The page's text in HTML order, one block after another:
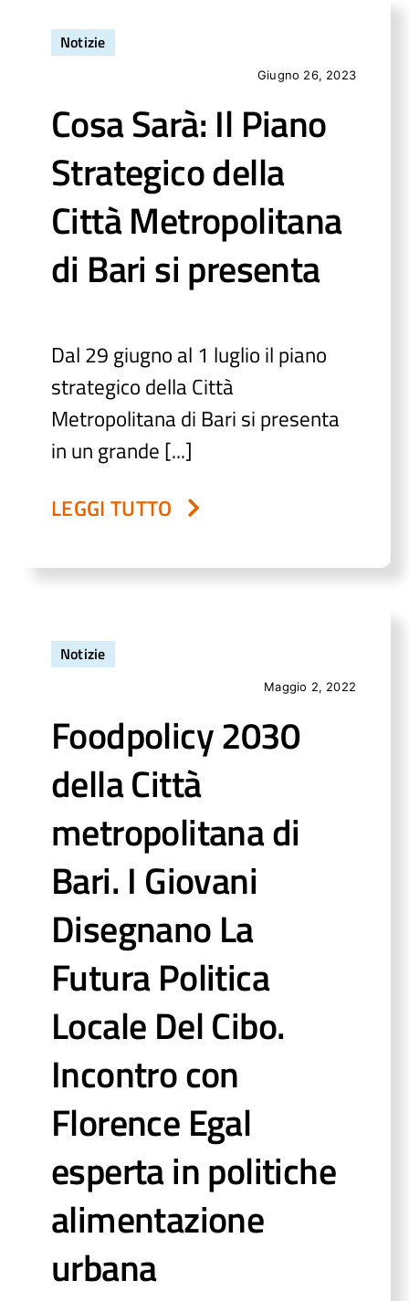
Notizie
Giugno 26, 2023
Cosa Sarà: Il Piano
Strategico della
Città Metropolitana
di Bari si presenta
Dal 29 giugno al 1 luglio il piano
strategico della Città
Metropolitana di Bari si presenta
in un grande [...]
LEGGI TUTTO
Notizie
Maggio 2, 2022
Foodpolicy 2030
della Città
metropolitana di
Bari. I Giovani
Disegnano La
Futura Politica
Locale Del Cibo.
Incontro con
Florence Egal
esperta in politiche
alimentazione
urbana